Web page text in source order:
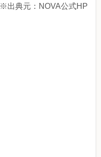
※出典元：NOVA公式HP